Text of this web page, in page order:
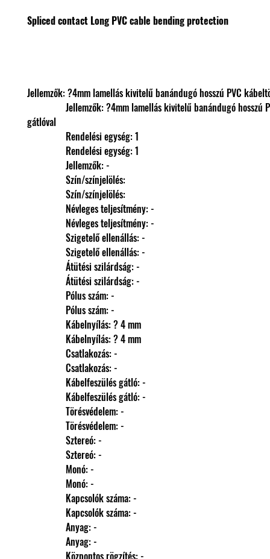
Spliced contact Long PVC cable bending protection
Jellemzők: ?4mm lamellás kivitelű banándugó hosszú PVC
gátlóval
                Rendelési egység: 1
                Rendelési egység: 1
                Jellemzők: -
                Szín/színjelölés:
                Szín/színjelölés:
                Névleges teljesítmény: -
                Névleges teljesítmény: -
                Szigetelő ellenállás: -
                Szigetelő ellenállás: -
                Átütési szilárdság: -
                Átütési szilárdság: -
                Pólus szám: -
                Pólus szám: -
                Kábelnyílás: ? 4 mm
                Kábelnyílás: ? 4 mm
                Csatlakozás: -
                Csatlakozás: -
                Kábelfeszülés gátló: -
                Kábelfeszülés gátló: -
                Törésvédelem: -
                Törésvédelem: -
                Sztereó: -
                Sztereó: -
                Monó: -
                Monó: -
                Kapcsolók száma: -
                Kapcsolók száma: -
                Anyag: -
                Anyag: -
                Központos rögzítés: -